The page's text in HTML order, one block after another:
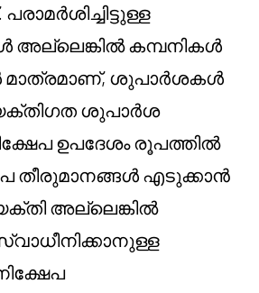
അല്ലെങ്കിൽ കമ്പനികൾ
ശുപാർശകൾ
ശുപാർശ
ഉപദേശം രൂപത്തിൽ
തീരുമാനങ്ങൾ എടുക്കാൻ
അല്ലെങ്കിൽ